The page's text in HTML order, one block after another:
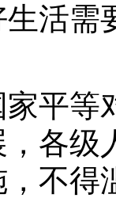
生活
等对
，各
不得